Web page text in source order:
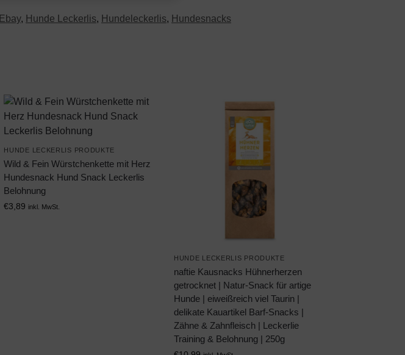
Ebay, Hunde Leckerlis, Hundeleckerlis, Hundesnacks
HUNDE LECKERLIS PRODUKTE
Wild & Fein Würstchenkette mit Herz
Hundesnack Hund Snack Leckerlis
Belohnung
€3,89 inkl. MwSt.
HUNDE LECKERLIS PRODUKTE
naftie Kausnacks Hühnerherzen
getrocknet | Natur-Snack für artige
Hunde | eiweißreich viel Taurin |
delikate Kauartikel Barf-Snacks |
Zähne & Zahnfleisch | Leckerlie
Training & Belohnung | 250g